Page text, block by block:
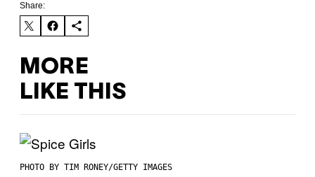
Share:
MORE
LIKE THIS
PHOTO BY TIM RONEY/GETTY IMAGES